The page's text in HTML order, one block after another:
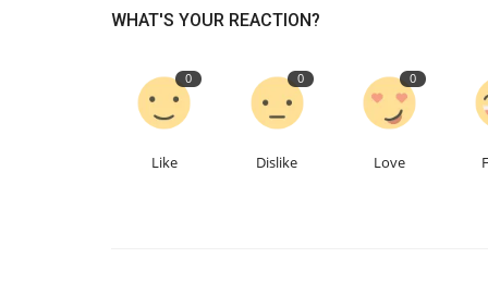
WHAT'S YOUR REACTION?
0
Like
0
Dislike
0
Love